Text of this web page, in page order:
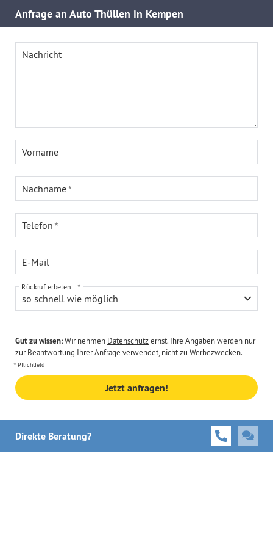
Anfrage an Auto Thüllen in Kempen
Nachricht
Vorname
Nachname
Telefon
E-Mail
so schnell wie möglich
Rückruf erbeten...
Gut zu wissen:Wir nehmen Datenschutzernst. Ihre Angaben werden nur
zur Beantwortung Ihrer Anfrage verwendet, nicht zu Werbezwecken.
Pflichtfeld
Jetzt anfragen!
Direkte Beratung?